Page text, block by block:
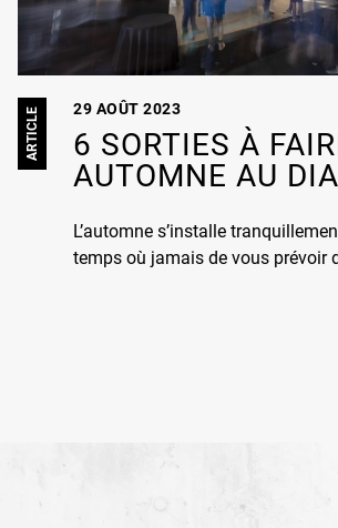
ARTICLE
6 SORTIES À
AUTOMNE AU
29 AOÛT 2023
L’automne s’installe
temps où jamais de vous prévoir